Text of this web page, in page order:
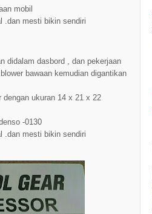
mobil
.dan mesti bikin sendiri
didalam dasbord , dan pekerjaan
bawaan kemudian digantikan
dengan ukuran 14 x 21 x 22
-0130
.dan mesti bikin sendiri